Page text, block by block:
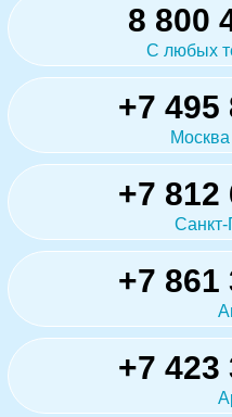
8 800
С любых
+7 495
+7 812
Санкт-
+7 861
+7 423